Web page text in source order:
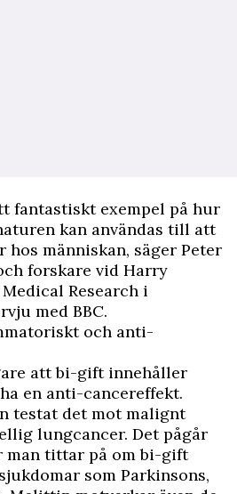
fantastiskt exempel på hur
kan användas till att
hos människan, säger Peter
forskare vid Harry
Research i
med BBC.
och anti-
att bi-gift innehåller
en anti-cancereffekt.
testat det motmalignt
lungcancer. Det pågår
man tittar på om bi-gift
som Parkinsons,